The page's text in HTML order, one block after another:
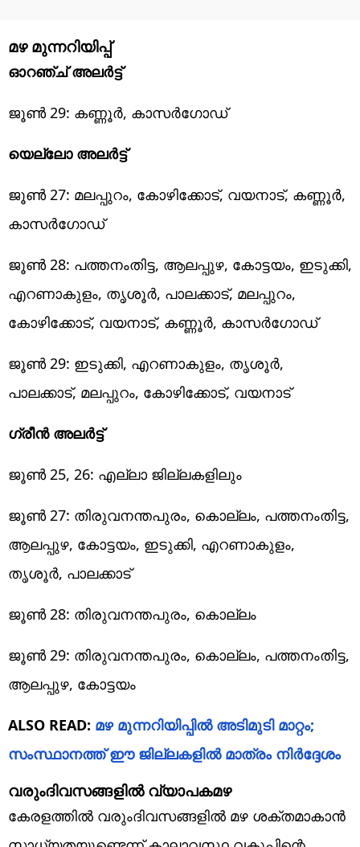
മഴ മുന്നറിയിപ്പ്
ഓറഞ്ച് അലർട്ട്
ജൂൺ 29: കണ്ണൂർ, കാസർഗോഡ്
യെല്ലോ അലർട്ട്
ജൂൺ 27: മലപ്പുറം, കോഴിക്കോട്, വയനാട്, കണ്ണൂർ,
കാസർഗോഡ്
ജൂൺ 28: പത്തനംതിട്ട, ആലപ്പുഴ, കോട്ടയം, ഇടുക്കി,
എറണാകുളം, തൃശൂർ, പാലക്കാട്, മലപ്പുറം,
കോഴിക്കോട്, വയനാട്, കണ്ണൂർ, കാസർഗോഡ്
ജൂൺ 29: ഇടുക്കി, എറണാകുളം, തൃശൂർ,
പാലക്കാട്, മലപ്പുറം, കോഴിക്കോട്, വയനാട്
ഗ്രീൻ അലർട്ട്
ജൂൺ 25, 26: എല്ലാ ജില്ലകളിലും
ജൂൺ 27: തിരുവനന്തപുരം, കൊല്ലം, പത്തനംതിട്ട,
ആലപ്പുഴ, കോട്ടയം, ഇടുക്കി, എറണാകുളം,
തൃശൂർ, പാലക്കാട്
ജൂൺ 28: തിരുവനന്തപുരം, കൊല്ലം
ജൂൺ 29: തിരുവനന്തപുരം, കൊല്ലം, പത്തനംതിട്ട,
ആലപ്പുഴ, കോട്ടയം
ALSO READ: മഴ മുന്നറിയിപ്പിൽ അടിമുടി മാറ്റം;
സംസ്ഥാനത്ത് ഈ ജില്ലകളിൽ മാത്രം നിർദ്ദേശം
വരുംദിവസങ്ങളിൽ വ്യാപകമഴ
കേരളത്തിൽ വരുംദിവസങ്ങളിൽ മഴ ശക്തമാകാൻ